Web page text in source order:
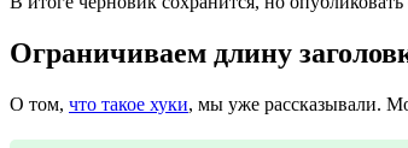
Ограничиваем длину
О том, что такое хуки, мы уже рассказывали.